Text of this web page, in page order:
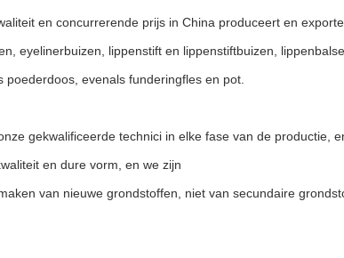
en concurrerende prijs in China produceert en
eyelinerbuizen, lippenstift en lippenstiftbuizen,
evenals funderingfles en pot.
gekwalificeerde technici in elke fase van de productie,
en dure vorm, en we zijn
van nieuwe grondstoffen, niet van secundaire